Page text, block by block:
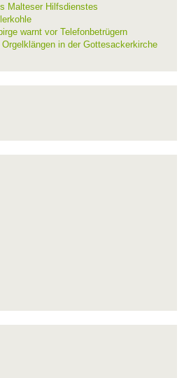
Malteser Hilfsdienstes
warnt vor Telefonbetrügern
in der Gottesackerkirche